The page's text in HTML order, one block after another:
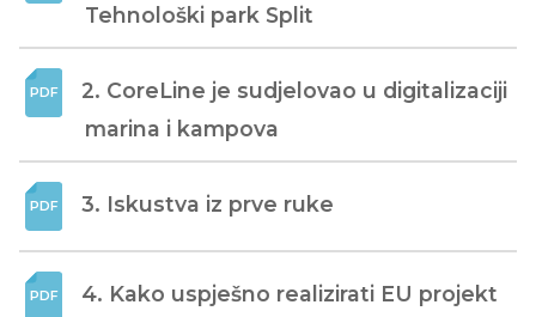
Tehnološki park Split
2. CoreLine je sudjelovao u digitalizaciji
marina i kampova
3. Iskustva iz prve ruke
4. Kako uspješno realizirati EU projekt